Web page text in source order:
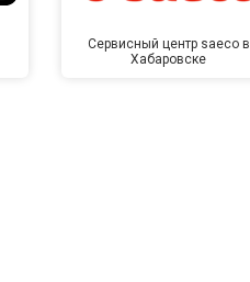
Сервисный центр saeco в
Хабаровске